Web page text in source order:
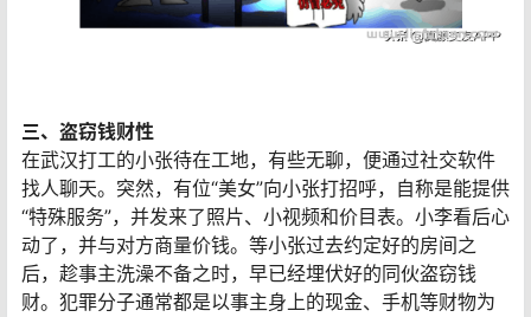
三、盗窃钱财性
在武汉打工的小张待在工地，有些无聊，便通过社交软件
找人聊天。突然，有位“美女”向小张打招呼，自称是能提供
“特殊服务”，并发来了照片、小视频和价目表。小李看后心
动了，并与对方商量价钱。等小张过去约定好的房间之
后，趁事主洗澡不备之时，早已经埋伏好的同伙盗窃钱
财。犯罪分子通常都是以事主身上的现金、手机等财物为